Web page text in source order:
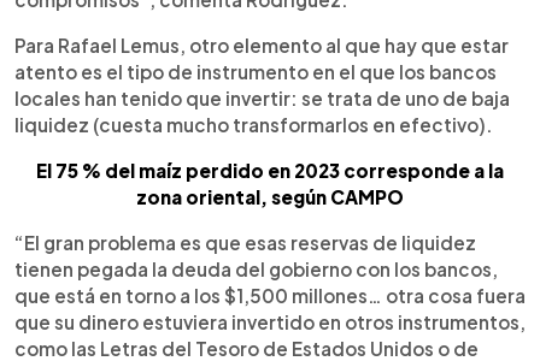
Para Rafael Lemus, otro elemento al que hay que estar
atento es el tipo de instrumento en el que los bancos
locales han tenido que invertir: se trata de uno de baja
liquidez (cuesta mucho transformarlos en efectivo).
El 75 % del maíz perdido en 2023 corresponde a la
zona oriental, según CAMPO
“El gran problema es que esas reservas de liquidez
tienen pegada la deuda del gobierno con los bancos,
que está en torno a los $1,500 millones… otra cosa fuera
que su dinero estuviera invertido en otros instrumentos,
como las Letras del Tesoro de Estados Unidos o de